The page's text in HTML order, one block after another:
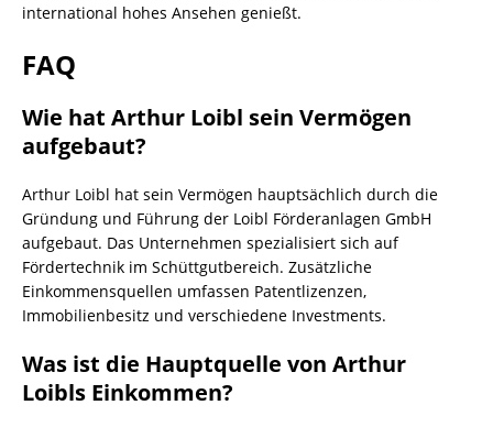
international hohes Ansehen genießt.
FAQ
Wie hat Arthur Loibl sein Vermögen
aufgebaut?
Arthur Loibl hat sein Vermögen hauptsächlich durch die
Gründung und Führung der Loibl Förderanlagen GmbH
aufgebaut. Das Unternehmen spezialisiert sich auf
Fördertechnik im Schüttgutbereich. Zusätzliche
Einkommensquellen umfassen Patentlizenzen,
Immobilienbesitz und verschiedene Investments.
Was ist die Hauptquelle von Arthur
Loibls Einkommen?